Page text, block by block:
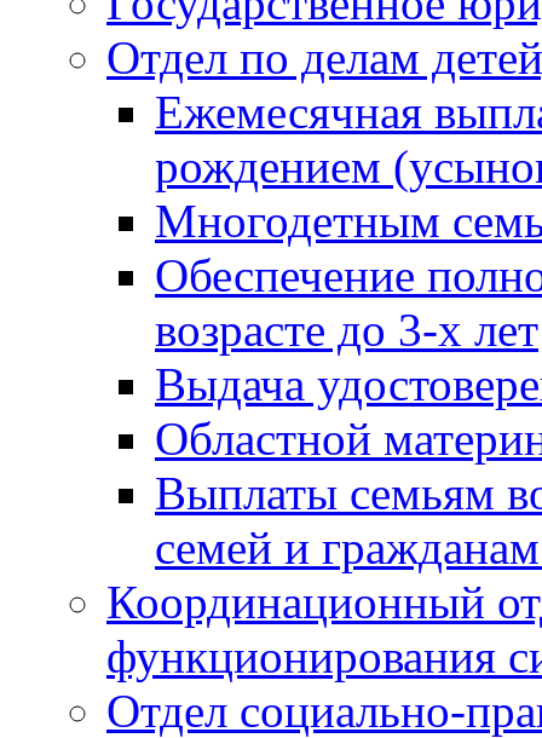
Отдел по делам
Ежемесячная
рождением
Многодетным
Обеспечение
возрасте до 3-х лет
Выдача
Областной
Выплаты семьям
семей и
Координационный
функционирования
Отдел социально-